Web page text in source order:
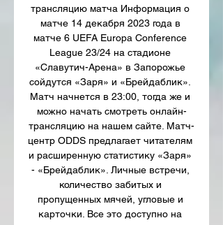
трансляцию матча Информация о
матче 14 декабря 2023 года в
матче 6 UEFA Europa Conference
League 23/24 на стадионе
«Славутич-Арена» в Запорожье
сойдутся «Заря» и «Брейдаблик».
Матч начнется в 23:00, тогда же и
можно начать смотреть онлайн-
трансляцию на нашем сайте. Матч-
центр ODDS предлагает читателям
и расширенную статистику «Заря»
- «Брейдаблик». Личные встречи,
количество забитых и
пропущенных мячей, угловые и
карточки. Все это доступно на